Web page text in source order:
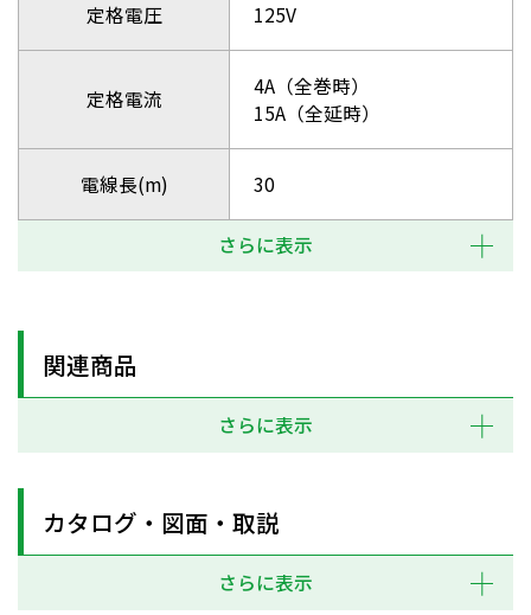
定格電圧 125V
定格電流
4A（全巻時）
15A（全延時）
電線長(m) 30
さらに表示
関連商品
さらに表示
カタログ・図面・取説
さらに表示